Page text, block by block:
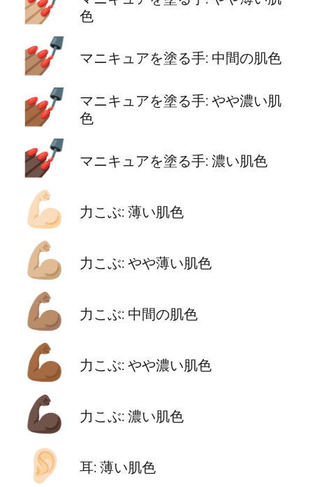
色
💅🏽 マニキュアを塗る手: 中間の肌色
💅🏾
マニキュアを塗る手: やや濃い肌
色
💅🏿 マニキュアを塗る手: 濃い肌色
💪🏻 力こぶ: 薄い肌色
💪🏼 力こぶ: やや薄い肌色
💪🏽 力こぶ: 中間の肌色
💪🏾 力こぶ: やや濃い肌色
💪🏿 力こぶ: 濃い肌色
👂🏻 耳: 薄い肌色